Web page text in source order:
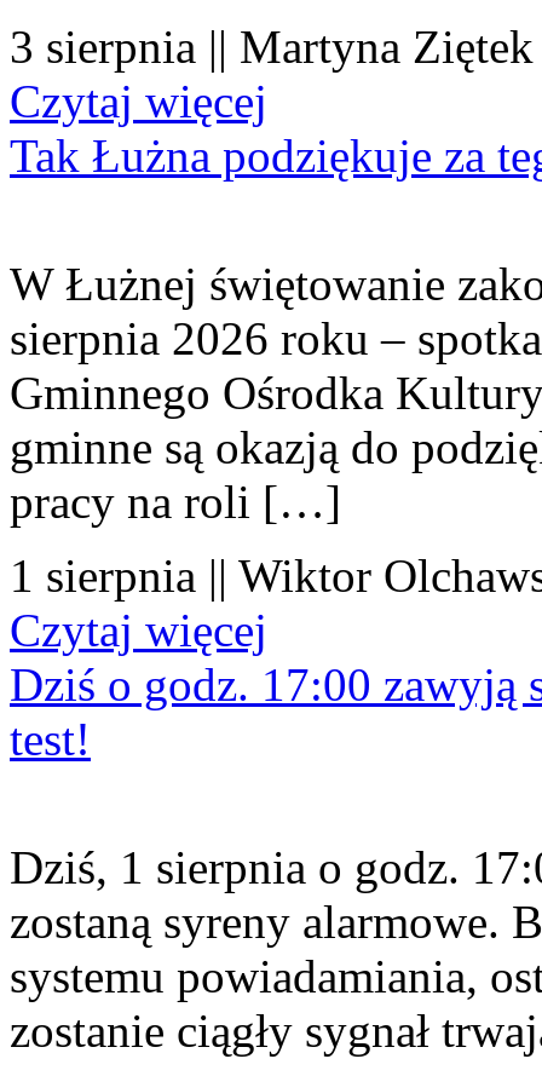
3 sierpnia || Martyna
Czytaj więcej
Tak Łużna podziękuje za
W Łużnej świętowanie
sierpnia 2026 roku –
Gminnego Ośrodka
gminne są okazją do
pracy na roli […]
1 sierpnia || Wiktor
Czytaj więcej
Dziś o godz. 17:00 zawyją
test!
Dziś, 1 sierpnia o godz.
zostaną syreny alarmowe.
systemu powiadamiania,
zostanie ciągły sygnał